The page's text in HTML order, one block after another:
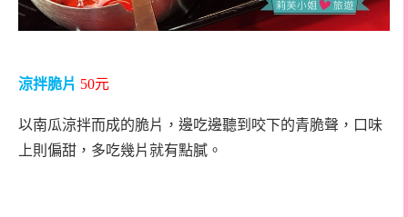
涼拌脆片 50元
以南瓜涼拌而成的脆片，邊吃邊聽到咬下的青脆聲，口味
上則偏甜，多吃幾片就有點膩。